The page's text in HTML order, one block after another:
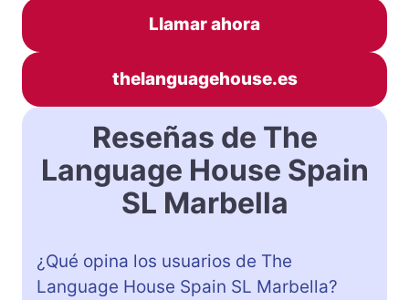
Llamar ahora
thelanguagehouse.es
Reseñas de The
Language House Spain
SL Marbella
¿Qué opina los usuarios de The
Language House Spain SL Marbella?